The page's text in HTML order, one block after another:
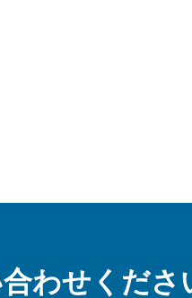
わせくださ